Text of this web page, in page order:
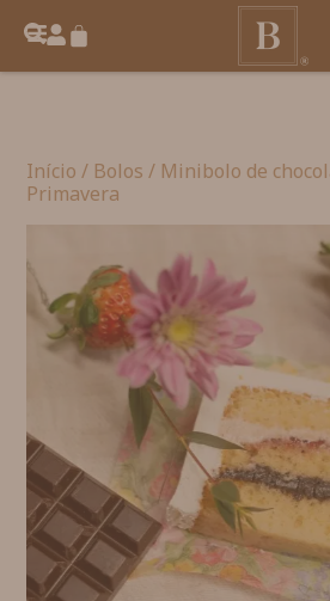
Início / Bolos / Minibolo de
Primavera